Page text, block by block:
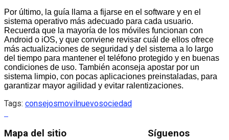
Por último, la guía llama a fijarse en el software y en el
sistema operativo más adecuado para cada usuario.
Recuerda que la mayoría de los móviles funcionan con
Android o iOS, y que conviene revisar cuál de ellos ofrece
más actualizaciones de seguridad y del sistema a lo largo
del tiempo para mantener el teléfono protegido y en buenas
condiciones de uso. También aconseja apostar por un
sistema limpio, con pocas aplicaciones preinstaladas, para
garantizar mayor agilidad y evitar ralentizaciones.
Tags: consejosmovil nuevosociedad
Mapa del sitio Síguenos